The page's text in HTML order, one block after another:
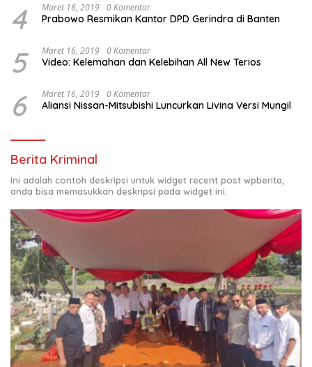
4 Maret 16, 2019 0 Komentar
Prabowo Resmikan Kantor DPD Gerindra di Banten
5 Maret 16, 2019 0 Komentar
Video: Kelemahan dan Kelebihan All New Terios
6 Maret 16, 2019 0 Komentar
Aliansi Nissan-Mitsubishi Luncurkan Livina Versi Mungil
Berita Kriminal
Ini adalah contoh deskripsi untuk widget recent post wpberita,
anda bisa memasukkan deskripsi pada widget ini.